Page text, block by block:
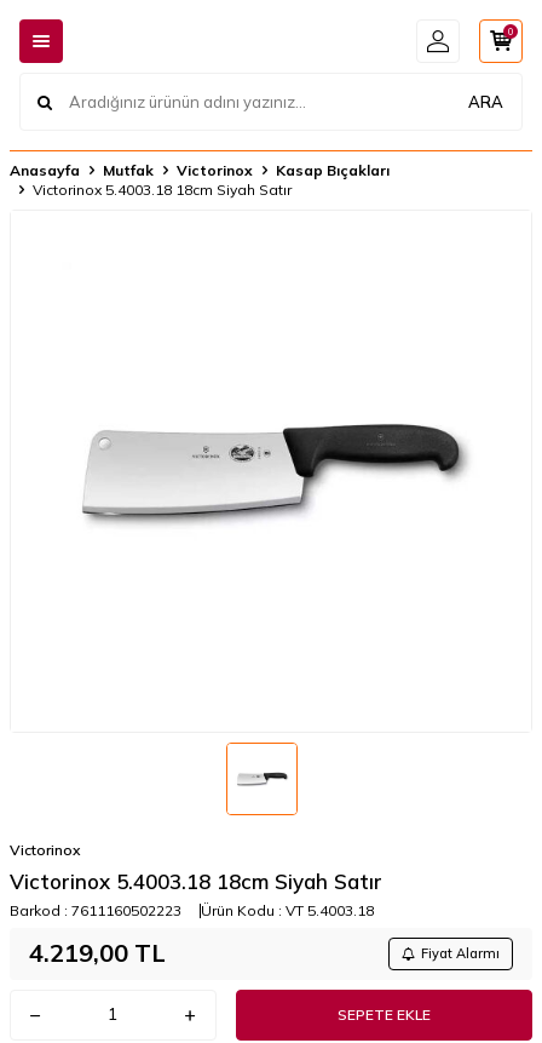
ARA
0
Anasayfa Mutfak Victorinox
Kasap Bıçakları
Victorinox 5.4003.18 18cm Siyah Satır
Victorinox
Victorinox 5.4003.18 18cm Siyah Satır
Barkod : 7611160502223 Ürün Kodu : VT 5.4003.18
4.219,00 TL Fiyat Alarmı
SEPETE EKLE